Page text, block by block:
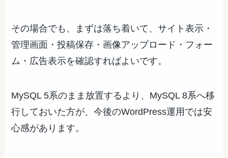
その場合でも、まずは落ち着いて、サイト表示・
管理画面・投稿保存・画像アップロード・フォー
ム・広告表示を確認すればよいです。
MySQL 5系のまま放置するより、MySQL 8系へ移
行しておいた方が、今後のWordPress運用では安
心感があります。